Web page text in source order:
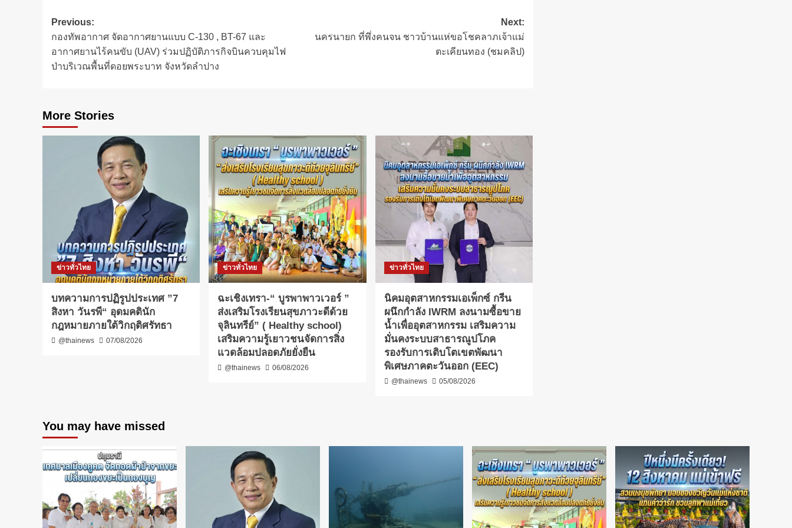
Post
navigation
Previous:
กองทัพอากาศ จัดอากาศยานแบบ C-130 , BT-67 และ
อากาศยานไร้คนขับ (UAV) ร่วมปฏิบัติภารกิจบินควบคุมไฟ
ป่าบริเวณพื้นที่ดอยพระบาท จังหวัดลำปาง
Next:
นครนายก ที่พึ่งคนจน ชาวบ้านแห่ขอโชคลาภเจ้าแม่
ตะเคียนทอง (ชมคลิป)
More Stories
ข่าวทั่วไทย
บทความการปฏิรูปประเทศ ”7
สิงหา วันรพี“ อุดมคตินัก
กฎหมายภายใต้วิกฤติศรัทธา
@thainews 07/08/2026
ข่าวทั่วไทย
ฉะเชิงเทรา-​“ บูรพาพาวเวอร์ ”
ส่งเสริมโรงเรียนสุขภาวะดีด้วย
จุลินทรีย์” ( Healthy school)
เสริมความรู้เยาวชนจัดการสิ่ง
แวดล้อมปลอดภัยยั่งยืน
@thainews 06/08/2026
ข่าวทั่วไทย
​นิคมอุตสาหกรรมเอเพ็กซ์ กรีน
ผนึกกำลัง IWRM ลงนามซื้อขาย
น้ำเพื่ออุตสาหกรรม เสริมความ
มั่นคงระบบสาธารณูปโภค
รองรับการเติบโตเขตพัฒนา
พิเศษภาคตะวันออก (EEC)
@thainews 05/08/2026
You may have missed